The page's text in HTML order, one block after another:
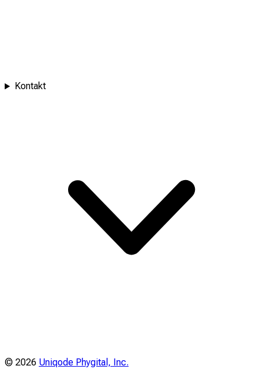
Kontakt
© 2026 Uniqode Phygital, Inc.